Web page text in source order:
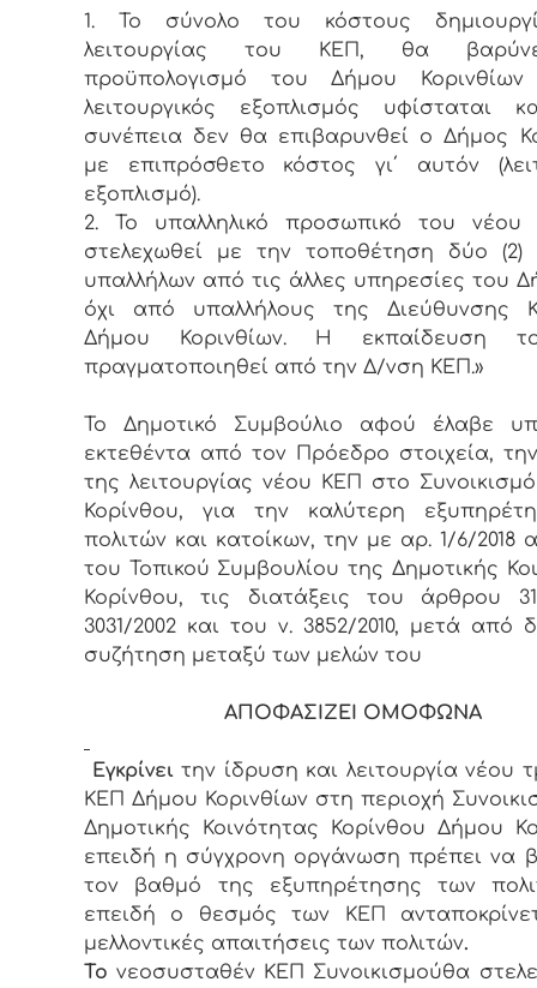
1. Το σύνολο του κόστους
λειτουργίας του ΚΕΠ, θα
προϋπολογισμό του Δήμου
λειτουργικός εξοπλισμός υφίσταται
συνέπεια δεν θα επιβαρυνθεί ο Δήμος
με επιπρόσθετο κόστος γι΄ αυτόν
εξοπλισμό).
2. Το υπαλληλικό προσωπικό του
στελεχωθεί με την τοποθέτηση δύο (2)
υπαλλήλων από τις άλλες υπηρεσίες του
όχι από υπαλλήλους της Διεύθυνσης
Δήμου Κορινθίων. Η εκπαίδευση
πραγματοποιηθεί από την Δ/νση ΚΕΠ.»
Το Δημοτικό Συμβούλιο αφού έλαβε
εκτεθέντα από τον Πρόεδρο στοιχεία,
της λειτουργίας νέου ΚΕΠ στο
Κορίνθου, για την καλύτερη
πολιτών και κατοίκων, την με αρ. 1/6/2018
του Τοπικού Συμβουλίου της Δημοτικής
Κορίνθου, τις διατάξεις του άρθρου
3031/2002 και του ν. 3852/2010, μετά από
συζήτηση μεταξύ των μελών του
ΑΠΟΦΑΣΙΖΕΙ ΟΜΟΦΩΝΑ
Εγκρίνειτην ίδρυση και λειτουργία νέου
ΚΕΠ Δήμου Κορινθίων στη περιοχή
Δημοτικής Κοινότητας Κορίνθου Δήμου
επειδή η σύγχρονη οργάνωση πρέπει να
τον βαθμό της εξυπηρέτησης των
επειδή ο θεσμός των ΚΕΠ
μελλοντικές απαιτήσεις των πολιτών.
Τονεοσυσταθέν ΚΕΠ Συνοικισμούθα